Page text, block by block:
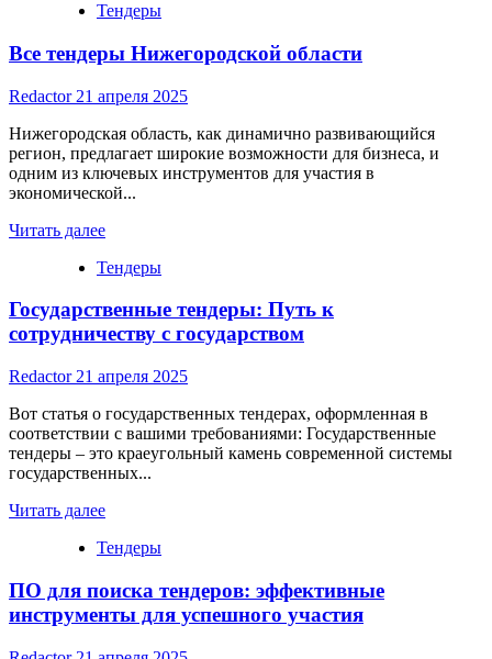
about
Санкт-
Возможности
для
бизнеса
Тендеры
Все тендеры Нижегородской области
Redactor 21 апреля 2025
Нижегородская область, как динамично развивающийся
регион, предлагает широкие возможности для бизнеса, и
одним из ключевых инструментов для участия в
экономической...
Читать далееRead
about
тендеры
Нижегородской
области
Тендеры
Государственные тендеры: Путь к
сотрудничеству с государством
Redactor 21 апреля 2025
Вот статья о государственных тендерах, оформленная в
соответствии с вашими требованиями: Государственные
тендеры – это краеугольный камень современной системы
государственных...
Читать далееRead
about
тендеры:
Путь
к
сотрудничеству
Тендеры
ПО для поиска тендеров: эффективные
инструменты для успешного участия